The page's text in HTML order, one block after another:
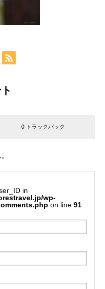
0 トラックバック
in
wp-
on line 91